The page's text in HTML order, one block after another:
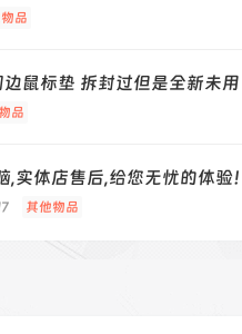
品
鼠标垫 拆封过但是全新未用
品
实体店售后,给您无忧的体验！
其他物品